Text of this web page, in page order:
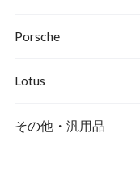
Porsche
Lotus
その他・汎用品